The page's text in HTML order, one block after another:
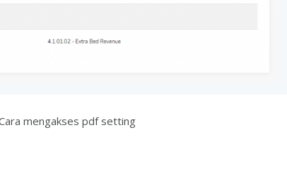
mengakses pdf setting